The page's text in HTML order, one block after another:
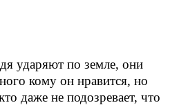
ударяют по земле, они
кому он нравится, но
даже не подозревает, что